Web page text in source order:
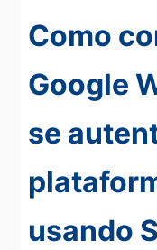
Como
Google
se
usando